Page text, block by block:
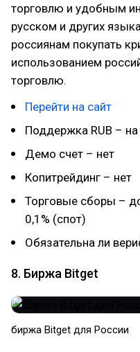
торговлю и удобным
русском и других
россиянам покупать
использованием
торговлю.
Перейти на сайт
Поддержка RUB –
Демо счет – нет
Копитрейдинг – нет
Торговые сборы –
0,1% (спот)
Обязательна ли
8. Биржа Bitget
биржа Bitget для России